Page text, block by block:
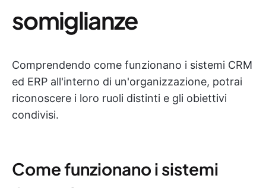
somiglianze
Comprendendo come funzionano i sistemi CRM
ed ERP all'interno di un'organizzazione, potrai
riconoscere i loro ruoli distinti e gli obiettivi
condivisi.
Come funzionano i sistemi